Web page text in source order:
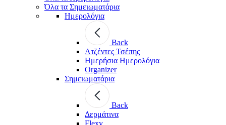
Όλα τα Σημειωματάρια
Ημερολόγια
Back
Ατζέντες Τσέπης
Ημερήσια Ημερολόγια
Organizer
Σημειωματάρια
Back
Δερμάτινα
Flexy